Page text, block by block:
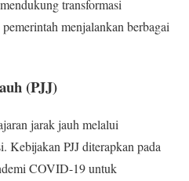
transformasi
menjalankan berbagai
(PJJ)
jarak jauh melalui
Kebijakan PJJ diterapkan pada
COVID-19 untuk